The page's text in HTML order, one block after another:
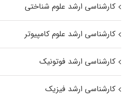
کارشناسی ارشد علوم شناختی
کارشناسی ارشد علوم کامپیوتر
کارشناسی ارشد فوتونیک
کارشناسی ارشد فیزیک